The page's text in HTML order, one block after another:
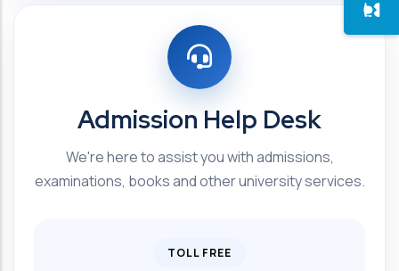
Admission Help Desk
We're here to assist you with admissions,
examinations, books and other university services.
TOLL FREE